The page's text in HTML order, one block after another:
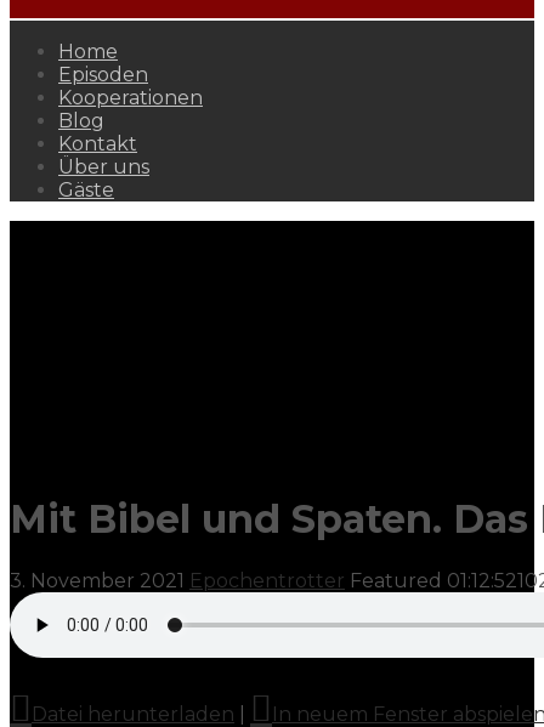
Home
Episoden
Kooperationen
Blog
Kontakt
Über uns
Gäste
Mit Bibel und Spaten.
3. November 2021 Epochentrotter Featured 01:12:52
Datei herunterladen In neuem Fenster